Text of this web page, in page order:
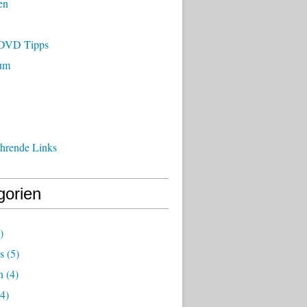
Tipps
Links
(5)
(4)